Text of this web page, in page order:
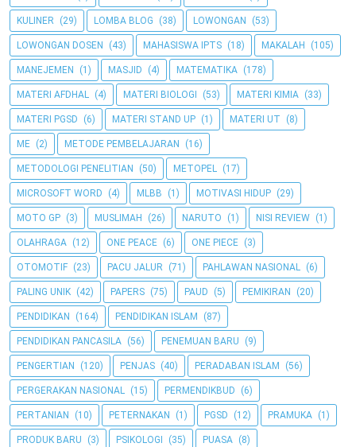
KULINER (29) LOMBA BLOG (38) LOWONGAN (53)
LOWONGAN DOSEN (43) MAHASISWA IPTS (18) MAKALAH (105)
MANEJEMEN (1) MASJID (4) MATEMATIKA (178)
MATERI AFDHAL (4) MATERI BIOLOGI (53) MATERI KIMIA (33)
MATERI PGSD (6) MATERI STAND UP (1) MATERI UT (8)
ME (2) METODE PEMBELAJARAN (16)
METODOLOGI PENELITIAN (50) METOPEL (17)
MICROSOFT WORD (4) MLBB (1) MOTIVASI HIDUP (29)
MOTO GP (3) MUSLIMAH (26) NARUTO (1) NISI REVIEW (1)
OLAHRAGA (12) ONE PEACE (6) ONE PIECE (3)
OTOMOTIF (23) PACU JALUR (71) PAHLAWAN NASIONAL (6)
PALING UNIK (42) PAPERS (75) PAUD (5) PEMIKIRAN (20)
PENDIDIKAN (164) PENDIDIKAN ISLAM (87)
PENDIDIKAN PANCASILA (56) PENEMUAN BARU (9)
PENGERTIAN (120) PENJAS (40) PERADABAN ISLAM (56)
PERGERAKAN NASIONAL (15) PERMENDIKBUD (6)
PERTANIAN (10) PETERNAKAN (1) PGSD (12) PRAMUKA (1)
PRODUK BARU (3) PSIKOLOGI (35) PUASA (8)